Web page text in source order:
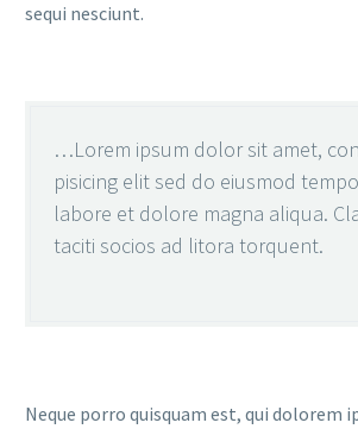
sequi nesciunt.
…Lorem ipsum dolor sit amet,
pisicing elit sed do eiusmod
labore et dolore magna aliqua.
taciti socios ad litora torquent.
Neque porro quisquam est, qui dolorem